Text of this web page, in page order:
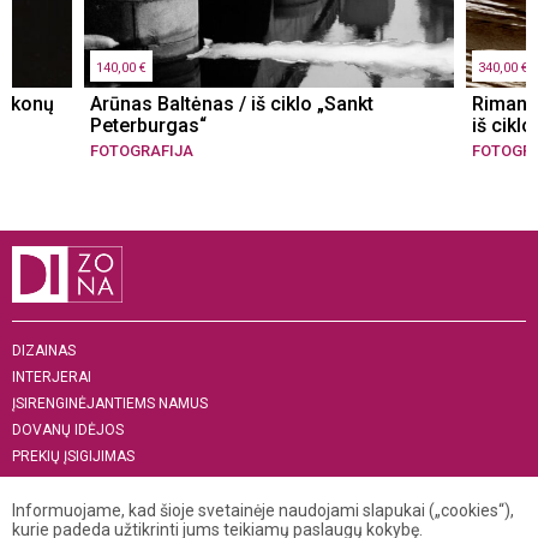
spaudas.
Norėdami pateikti užklausą dėl didesnio ar
spec. formato fotografijų gamybos, rašykite
el.paštu: info@vilniausgalerija.lt.
140,00 €
Arūnas Baltėnas / iš ciklo „Sankt
Peterburgas“
FOTOGRAFIJA
340,00 €
iš ciklo
DIZAINAS
INTERJERAI
ĮSIRENGINĖJANTIEMS NAMUS
DOVANŲ IDĖJOS
PREKIŲ ĮSIGIJIMAS
APIE MUS
„MENAS INTERJERUI 2019“
Informuojame, kad šioje svetainėje naudojami slapukai („cookies“),
kurie padeda užtikrinti jums teikiamų paslaugų kokybę.